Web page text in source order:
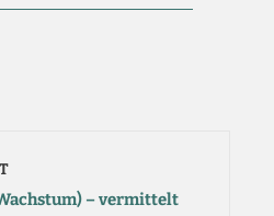
– vermittelt